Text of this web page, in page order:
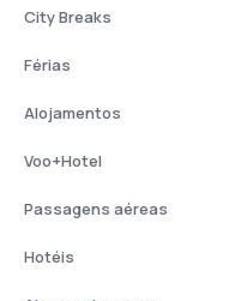
City Breaks
Férias
Alojamentos
Voo+Hotel
Passagens aéreas
Hotéis